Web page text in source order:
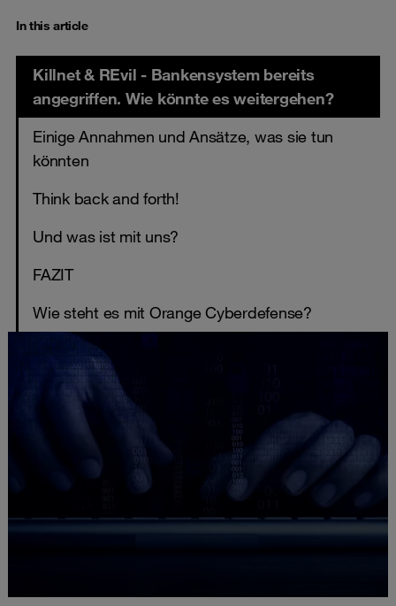
In this article
Killnet & REvil - Bankensystem bereits
angegriffen. Wie könnte es weitergehen?
Einige Annahmen und Ansätze, was sie tun
könnten
Think back and forth!
Und was ist mit uns?
FAZIT
Wie steht es mit Orange Cyberdefense?